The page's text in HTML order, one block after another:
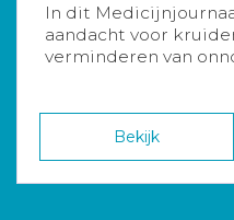
In dit
aandacht voor
verminderen van
Bekijk